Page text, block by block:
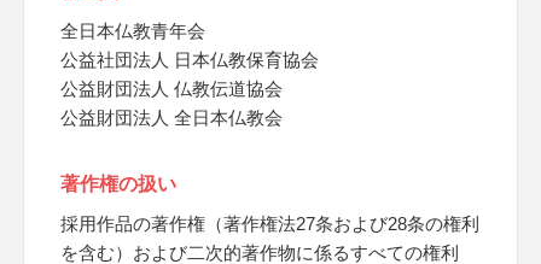
全日本仏教青年会
公益社団法人 日本仏教保育協会
公益財団法人 仏教伝道協会
公益財団法人 全日本仏教会
著作権の扱い
採用作品の著作権（著作権法27条および28条の権利
を含む）および二次的著作物に係るすべての権利